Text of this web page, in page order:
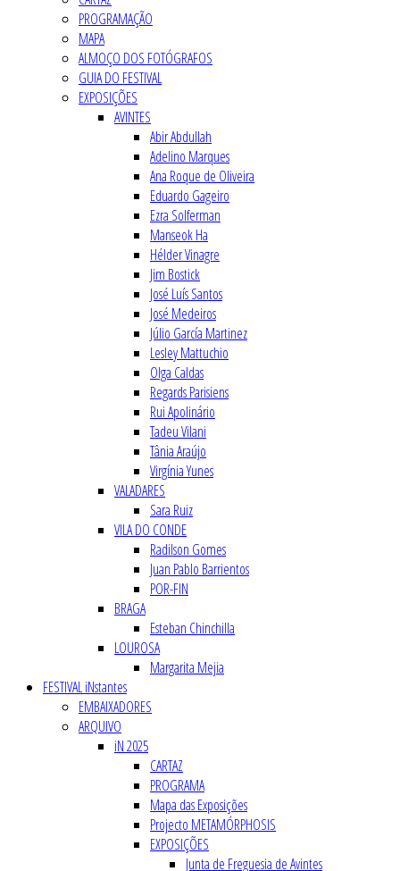
PROGRAMAÇÃO
MAPA
ALMOÇO DOS FOTÓGRAFOS
GUIA DO FESTIVAL
EXPOSIÇÕES
AVINTES
Abir Abdullah
Adelino Marques
Ana Roque de Oliveira
Eduardo Gageiro
Ezra Solferman
Manseok Ha
Hélder Vinagre
Jim Bostick
José Luís Santos
José Medeiros
Júlio García Martinez
Lesley Mattuchio
Olga Caldas
Regards Parisiens
Rui Apolinário
Tadeu Vilani
Tânia Araújo
Virgínia Yunes
VALADARES
Sara Ruiz
VILA DO CONDE
Radilson Gomes
Juan Pablo Barrientos
POR-FIN
BRAGA
Esteban Chinchilla
LOUROSA
Margarita Mejia
FESTIVAL iNstantes
EMBAIXADORES
ARQUIVO
iN 2025
CARTAZ
PROGRAMA
Mapa das Exposições
Projecto METAMÓRPHOSIS
EXPOSIÇÕES
Junta de Freguesia de Avintes